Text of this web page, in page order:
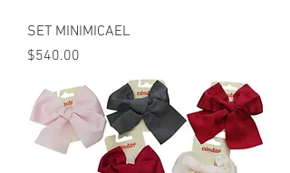
SET MINIMICAEL
Precio
$540.00